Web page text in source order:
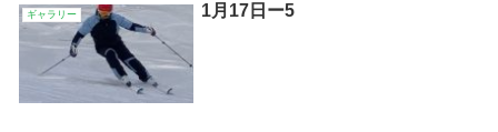
ギャラリー 1月17日ー5